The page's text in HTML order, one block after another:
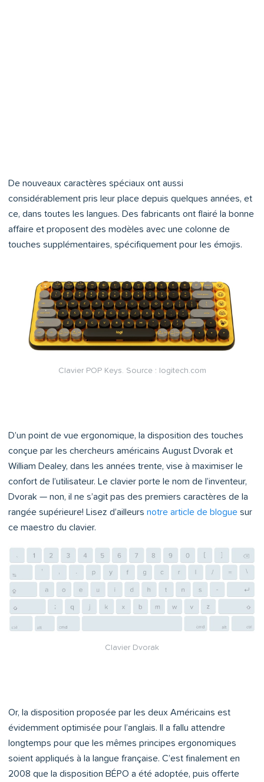
De nouveaux caractères spéciaux ont aussi
considérablement pris leur place depuis quelques années, et
ce, dans toutes les langues. Des fabricants ont flairé la bonne
affaire et proposent des modèles avec une colonne de
touches supplémentaires, spécifiquement pour les émojis.
Clavier POP Keys. Source : logitech.com
D’un point de vue ergonomique, la disposition des touches
conçue par les chercheurs américains August Dvorak et
William Dealey, dans les années trente, vise à maximiser le
confort de l’utilisateur. Le clavier porte le nom de l’inventeur,
Dvorak — non, il ne s’agit pas des premiers caractères de la
rangée supérieure! Lisez d’ailleurs notre article de blogue sur
ce maestro du clavier.
Clavier Dvorak
Or, la disposition proposée par les deux Américains est
évidemment optimisée pour l’anglais. Il a fallu attendre
longtemps pour que les mêmes principes ergonomiques
soient appliqués à la langue française. C’est finalement en
2008 que la disposition BÉPO a été adoptée, puis offerte